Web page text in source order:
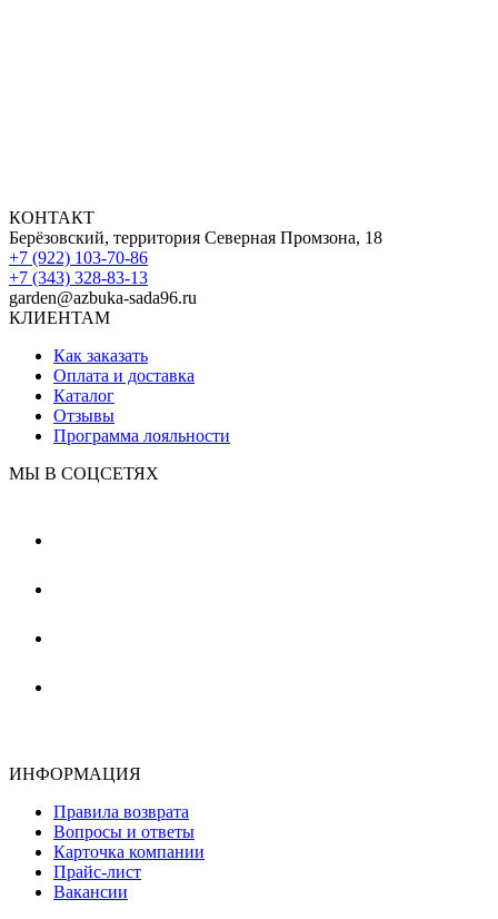
КОНТАКТ
Берёзовский, территория Северная Промзона, 18
+7 (922) 103-70-86
+7 (343) 328-83-13
garden@azbuka-sada96.ru
КЛИЕНТАМ
Как заказать
Оплата и доставка
Каталог
Отзывы
Программа лояльности
МЫ В СОЦСЕТЯХ
ИНФОРМАЦИЯ
Правила возврата
Вопросы и ответы
Карточка компании
Прайс-лист
Вакансии